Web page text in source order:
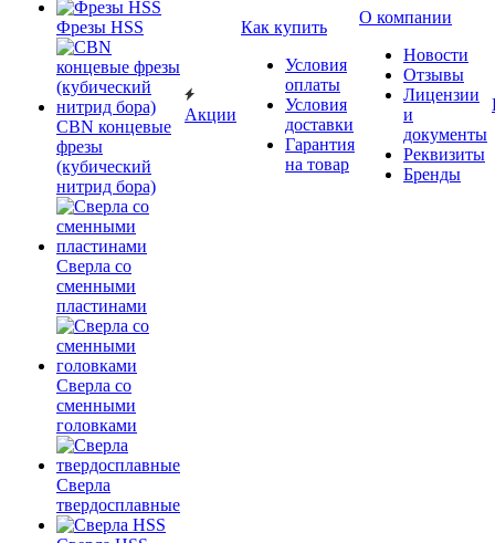
Фрезы HSS
CBN концевые
фрезы
(кубический
нитрид бора)
Сверла со
сменными
пластинами
Сверла со
сменными
головками
Сверла
твердосплавные
Акции
Как купить
Условия
оплаты
Условия
доставки
Гарантия
на товар
О компании
Новости
Отзывы
Лицензии
и
документы
Реквизиты
Бренды